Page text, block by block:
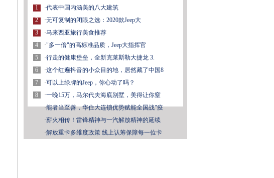
1
2
3
4
5
6
7
8
·代表中国内涵美的八大建筑
·无可复制的闭眼之选：2020款Jeep大
·马来西亚旅行美食推荐
·"多一倍"的高标准品质，Jeep大指挥官
·行走的健康堡垒，全新克莱斯勒大捷龙 3.
·这个红遍抖音的小众目的地，居然藏了中国8
·可以上绿牌的Jeep，你心动了吗？
·一晚15万，马尔代夫海底别墅，美得让你窒
·能者当至善，华住大连锁优势赋能全国战"疫
·薪火相传！雷锋精神与一汽解放精神的延续
·解放重卡多维度政策 线上认筹保障每一位卡